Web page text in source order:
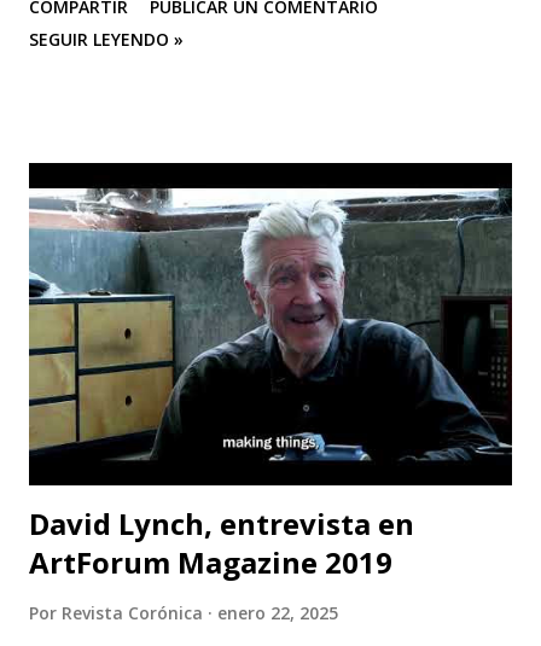
crítico ni contiene un programa de autoeducación. Uno de
los resultados de este examen de conciencia —porque a eso
Apéndice, no he leído ni remo¬tamente tanto como el
catedrático, la rata de biblioteca o siquiera el hombre -bien
educado-, pero no cabe duda de que he leído un centenar
de veces más de lo que debí haber leído para mi propio
bien. Dícese que sólo uno de cada cinco norteamericanos
lee libros pero hasta este pequeño número de lectores es
exagerado. Escasa¬mente habrá alguno de ellos que viva
con sabiduría o pleni...
COMPARTIR
PUBLICAR UN COMENTARIO
SEGUIR LEYENDO »
David Lynch, entrevista en
ArtForum Magazine 2019
Por Revista Corónica enero 22, 2025